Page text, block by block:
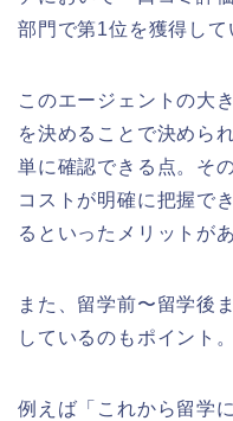
部門で第1位を獲得して
このエージェントの大
を決めることで決めら
単に確認できる点。そ
コストが明確に把握で
るといったメリットが
また、留学前〜留学後
しているのもポイント。
例えば「これから留学